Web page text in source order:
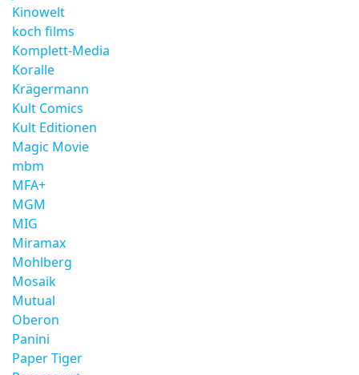
Kinowelt
koch films
Komplett-Media
Koralle
Krägermann
Kult Comics
Kult Editionen
Magic Movie
mbm
MFA+
MGM
MIG
Miramax
Mohlberg
Mosaik
Mutual
Oberon
Panini
Paper Tiger